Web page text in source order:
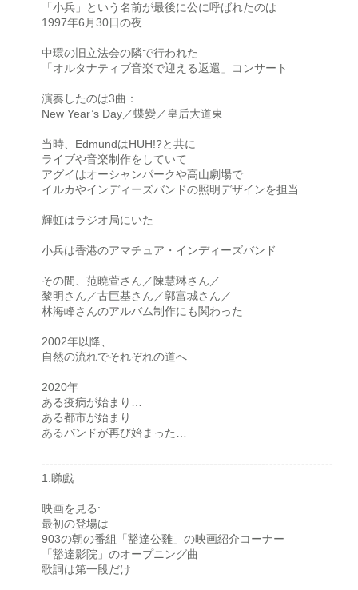
「小兵」という名前が最後に公に呼ばれたのは
1997年6月30日の夜
中環の旧立法会の隣で行われた
「オルタナティブ音楽で迎える返還」コンサート
演奏したのは3曲：
New Year’s Day／蝶變／皇后大道東
当時、EdmundはHUH!?と共に
ライブや音楽制作をしていて
アグイはオーシャンパークや高山劇場で
イルカやインディーズバンドの照明デザインを担当
輝虹はラジオ局にいた
小兵は香港のアマチュア・インディーズバンド
その間、范曉萱さん／陳慧琳さん／
黎明さん／古巨基さん／郭富城さん／
林海峰さんのアルバム制作にも関わった
2002年以降、
自然の流れでそれぞれの道へ
2020年
ある疫病が始まり…
ある都市が始まり…
あるバンドが再び始まった…
-------------------------------------------------------------------------
1.睇戲
映画を見る:
最初の登場は
903の朝の番組「豁達公雞」の映画紹介コーナー
「豁達影院」のオープニング曲
歌詞は第一段だけ